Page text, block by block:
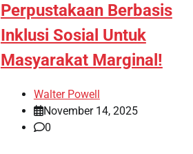
Perpustakaan Berbasis
Inklusi Sosial Untuk
Masyarakat Marginal!
Walter Powell
November 14, 2025
0